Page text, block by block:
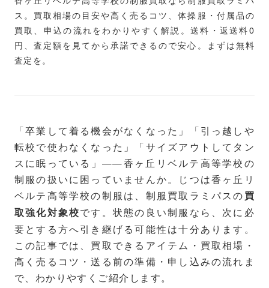
ス。買取相場の目安や高く売るコツ、体操服・付属品の
買取、申込の流れをわかりやすく解説。送料・返送料0
円、査定額を見てから承諾できるので安心。まずは無料
査定を。
「卒業して着る機会がなくなった」「引っ越しや
転校で使わなくなった」「サイズアウトしてタン
スに眠っている」——香ヶ丘リベルテ高等学校の
制服の扱いに困っていませんか。じつは香ヶ丘リ
ベルテ高等学校の制服は、制服買取ラミパスの買
取強化対象校です。状態の良い制服なら、次に必
要とする方へ引き継げる可能性は十分あります。
この記事では、買取できるアイテム・買取相場・
高く売るコツ・送る前の準備・申し込みの流れま
で、わかりやすくご紹介します。